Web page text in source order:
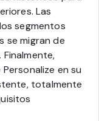
Las
segmentos
se migran de
en su
totalmente